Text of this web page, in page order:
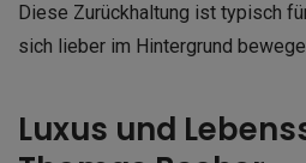
Diese Zurückhaltung ist typisch
sich lieber im Hintergrund
Luxus und